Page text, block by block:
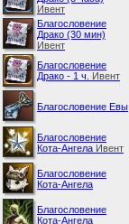
Ивент
Благословение
Драко (30 мин)
Ивент
Благословение
Драко - 1 ч. Ивент
Благословение Евы
Благословение
Кота-Ангела Ивент
Благословение
Кота-Ангела
Благословение
Кота-Ангела